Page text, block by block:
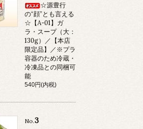
☆源豊行
の“顔”とも言える
☆【A-01】ガ
ラ・スープ（大：
130g）／【本店
限定品】／※プラ
容器のため冷蔵・
冷凍品との同梱可
能
540円(内税)
No.3